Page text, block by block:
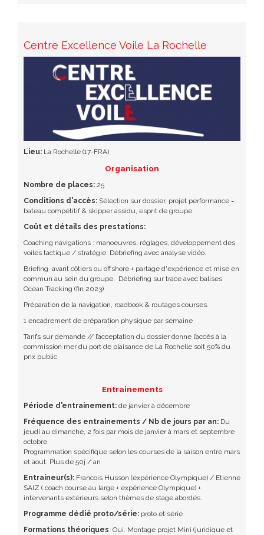
Centre Excellence Voile La Rochelle
Lieu: La Rochelle (17-FRA)
Organisation
Nombre de places: 25
Conditions d'accès: Sélection sur dossier, projet performance =
bateau compétitif & skipper assidu, esprit de groupe
Coût et détails des prestations:
Coaching navigations : manoeuvres, réglages, développement des
voiles tactique / stratégie. Débriefing avec analyse vidéo.
Briefing avant côtiers ou offshore + partage d'expérience et mise en
commun au sein du groupe. Débriefing sur trace avec balises
Ocean Tracking (fin 2023)
Préparation de la navigation, roadbook & routages courses.
1 encadrement de préparation physique par semaine
Tarifs sur demande // l’acceptation du dossier donne l’accès à la
commission mer du port de plaisance de La Rochelle soit 50% du
prix public
Entrainements
Période d'entrainement: de janvier à décembre
Fréquence des entrainements / Nb de jours par an: Du
jeudi au dimanche, 2 fois par mois de janvier à mars et septembre
octobre
Programmation spécifique selon les courses de la saison entre mars
et aout. Plus de 50j / an
Entraineur(s): Francois Husson (expérience Olympique) / Etienne
SAIZ ( coach course au large + expérience Olympique) +
intervenants extérieurs selon thèmes de stage abordés.
Programme dédié proto/série: proto et série
Formations théoriques: Oui. Montage projet Mini (juridique et